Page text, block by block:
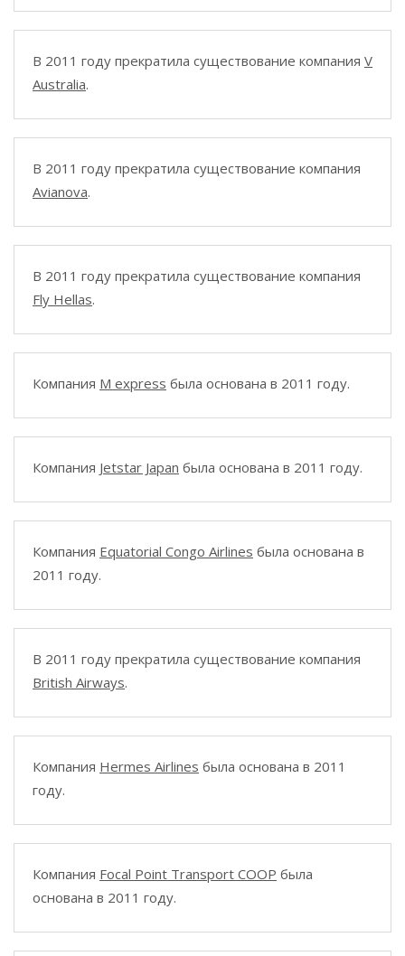
В 2011 году прекратила существование компания V
Australia.
В 2011 году прекратила существование компания
Avianova.
В 2011 году прекратила существование компания
Fly Hellas.
Компания M express была основана в 2011 году.
Компания Jetstar Japan была основана в 2011 году.
Компания Equatorial Congo Airlines была основана в
2011 году.
В 2011 году прекратила существование компания
British Airways.
Компания Hermes Airlines была основана в 2011
году.
Компания Focal Point Transport COOP была
основана в 2011 году.